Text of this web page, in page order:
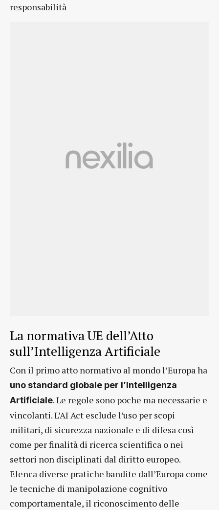
responsabilità
La normativa UE dell’Atto
sull’Intelligenza Artificiale
Con il primo atto normativo al mondo l’Europa ha
uno standard globale per l’Intelligenza
Artificiale. Le regole sono poche ma necessarie e
vincolanti. L’AI Act esclude l’uso per scopi
militari, di sicurezza nazionale e di difesa così
come per finalità di ricerca scientifica o nei
settori non disciplinati dal diritto europeo.
Elenca diverse pratiche bandite dall’Europa come
le tecniche di manipolazione cognitivo
comportamentale, il riconoscimento delle